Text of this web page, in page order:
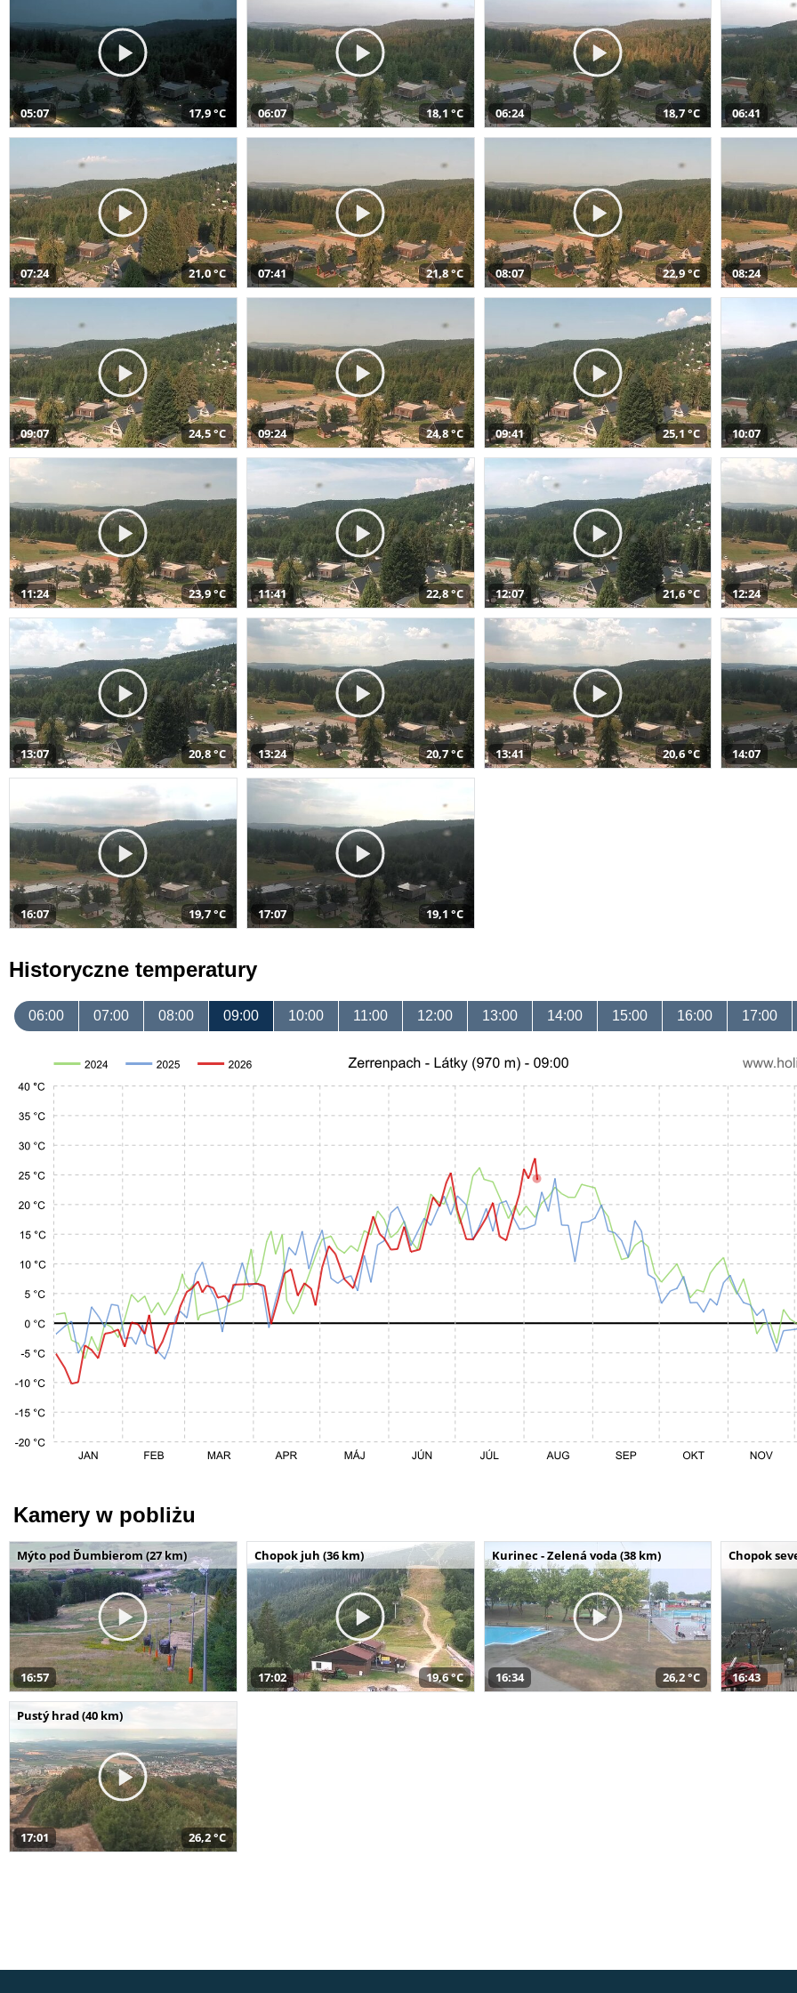
05:07 17,9 °C 06:07 18,1 °C 06:24 18,7 °C 06:41
07:24 21,0 °C 07:41 21,8 °C 08:07 22,9 °C 08:24
09:07 24,5 °C 09:24 24,8 °C 09:41 25,1 °C 10:07
11:24 23,9 °C 11:41 22,8 °C 12:07 21,6 °C 12:24
13:07 20,8 °C 13:24 20,7 °C 13:41 20,6 °C 14:07
16:07 19,7 °C 17:07 19,1 °C
Historyczne temperatury
06:00 07:00 08:00 09:00 10:00 11:00 12:00 13:00 14:00 15:00 16:00 17:00
Kamery w pobliżu
Mýto pod Ďumbierom (27 km)
16:57
Chopok juh (36 km)
17:02 19,6 °C
Kurinec - Zelená voda (38 km)
16:34 26,2 °C
Chopok
16:43
Pustý hrad (40 km)
17:01 26,2 °C